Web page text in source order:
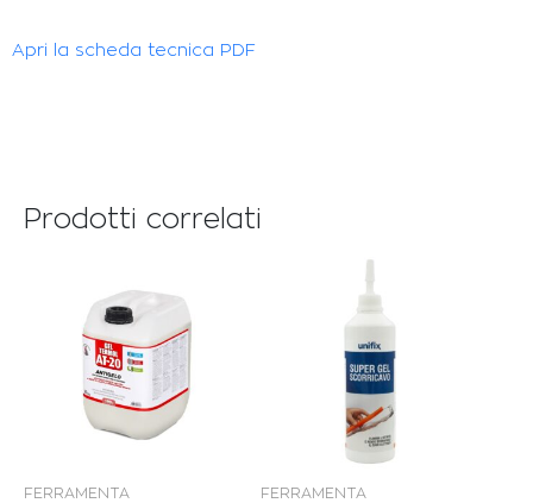
Apri la scheda tecnica PDF
Prodotti correlati
FERRAMENTA FERRAMENTA